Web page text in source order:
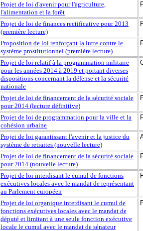
Projet de loi d'avenir pour l'agriculture,
l'alimentation et la forêt
Projet de loi de finances rectificative pour 2013
(première lecture)
Proposition de loi renforçant la lutte contre le
système prostitutionnel (première lecture)
Projet de loi relatif à la programmation militaire
pour les années 2014 à 2019 et portant diverses
dispositions concernant la défense et la sécurité
nationale
Projet de loi de financement de la sécurité sociale
pour 2014 (lecture définitive)
Projet de loi de programmation pour la ville et la
cohésion urbaine
Projet de loi garantissant l'avenir et la justice du
système de retraites (nouvelle lecture)
Projet de loi de financement de la sécurité sociale
pour 2014 (nouvelle lecture)
Projet de loi interdisant le cumul de fonctions
exécutives locales avec le mandat de représentant
au Parlement européen
Projet de loi organique interdisant le cumul de
fonctions exécutives locales avec le mandat de
député et limitant à une seule fonction exécutive
locale le cumul avec le mandat de sénateur